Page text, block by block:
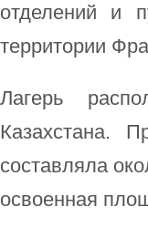
отделений и
территории
Лагерь
Казахстана.
составляла
освоенная